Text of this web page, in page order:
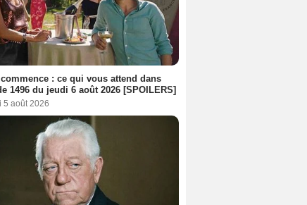
: ce qui vous attend dans
1496 du jeudi 6 août 2026 [SPOILERS]
5 août 2026